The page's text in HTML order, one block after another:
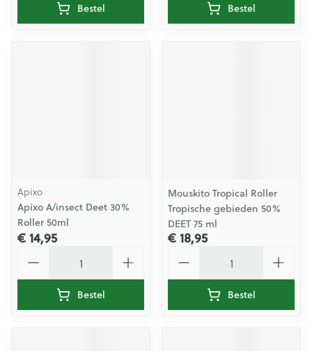
Bestel Bestel
Apixo
Apixo A/insect Deet 30%
Roller 50ml
€ 14,95
Bestel
Mouskito Tropical Roller
Tropische gebieden 50%
DEET 75 ml
€ 18,95
Bestel